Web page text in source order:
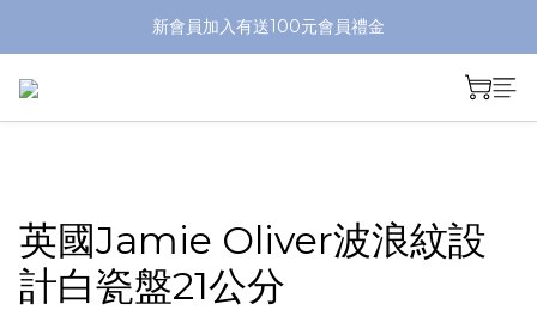
新會員加入有送100元會員禮金
英國Jamie Oliver波浪紋設
計白瓷盤21公分